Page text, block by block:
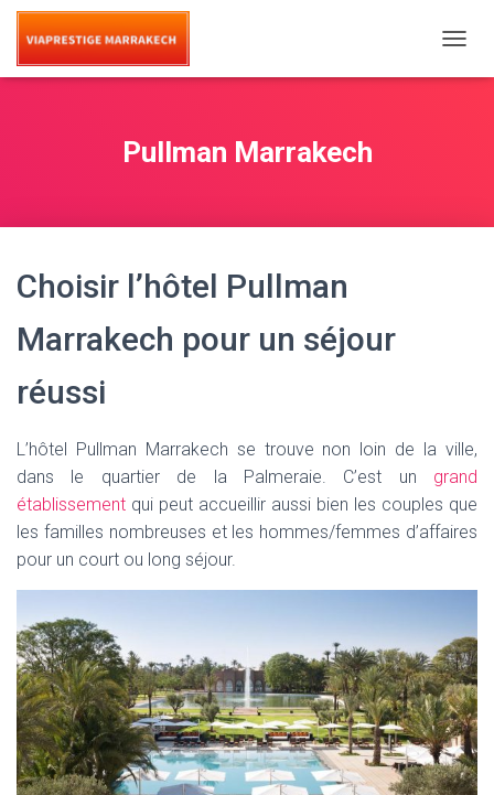
O
Pullman Marrakech
Choisir l’hôtel Pullman
Marrakech pour un séjour
réussi
L’hôtel Pullman Marrakech se trouve non loin de la ville,
dans le quartier de la Palmeraie. C’est un grand
établissement qui peut accueillir aussi bien les couples que
les familles nombreuses et les hommes/femmes d’affaires
pour un court ou long séjour.